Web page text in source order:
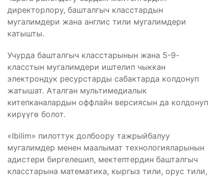
директорлору, башталгыч класстардын
мугалимдери жана англис тили мугалимдери
катышты.
Учурда башталгыч класстарынын жана 5-9-
класстын мугалимдери иштелип чыккан
электрондук ресурстарды сабактарда колдонуп
жатышат. Аталган мультимедиалык
китепканалардын оффлайн версиясын да колдонуп
кирүүгө болот.
«Ibilim» пилоттук долбоору тажрыйбалуу
мугалимдер менен маалымат технологияларынын
адистери биргелешип, мектептердин башталгыч
класстарына математика, кыргыз тили, орус тили,